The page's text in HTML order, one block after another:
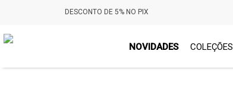
DESCONTO DE 5% NO PIX
NOVIDADES COLEÇÕES